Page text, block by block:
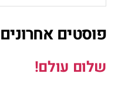
פוסטים אחרונים
שלום עולם!